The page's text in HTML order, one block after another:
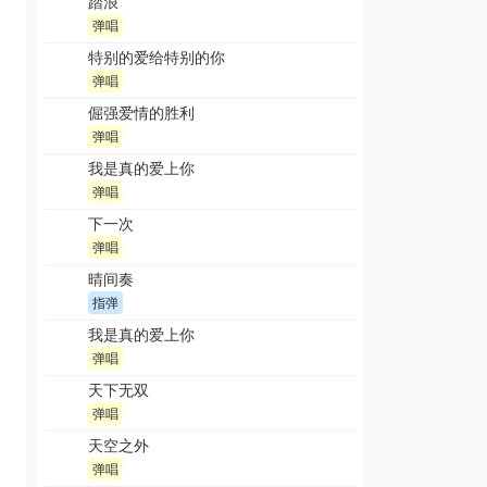
弹唱
特别的爱给特别的你
弹唱
倔强爱情的胜利
弹唱
我是真的爱上你
弹唱
下一次
弹唱
晴间奏
指弹
我是真的爱上你
弹唱
天下无双
弹唱
天空之外
弹唱